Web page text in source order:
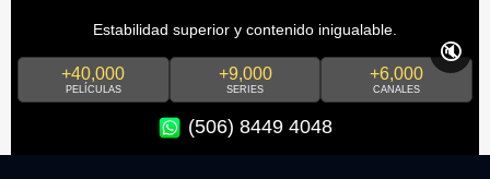
Estabilidad superior y contenido inigualable.
+40,000
PELÍCULAS
+9,000
SERIES
+6,000
CANALES
(506) 8449 4048
🔇